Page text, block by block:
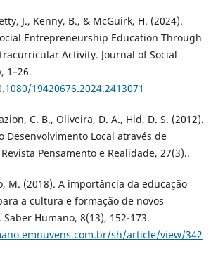
J., Kenny, B., & McGuirk, H. (2024).
Entrepreneurship Education Through
Activity. Journal of Social
1–26.
19420676.2024.2413071
C. B., Oliveira, D. A., Hid, D. S. (2012).
Desenvolvimento Local através de
Pensamento e Realidade, 27(3)..
M. (2018). A importância da educação
a cultura e formação de novos
Humano, 8(13), 152-173.
sh/article/view/342